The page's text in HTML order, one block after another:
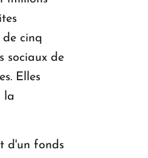
cinq
sociaux de
Elles
la
d'un fonds